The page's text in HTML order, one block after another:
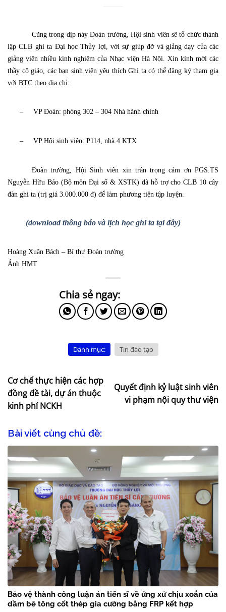
Cũng trong dịp này Đoàn trường, Hội sinh viên sẽ tổ chức thành
lập CLB ghi ta Đại học Thủy lợi, với sự giúp đỡ và giảng dạy của các
giảng viên nhiều kinh nghiệm của Nhạc viện Hà Nội. Xin kính mời các
thầy cô giáo, các bạn sinh viên yêu thích Ghi ta có thể đăng ký tham gia
với BTC theo địa chỉ:
– VP Đoàn: phòng 302 – 304 Nhà hành chính
– VP Hội sinh viên: P114, nhà 4 KTX
Đoàn trường, Hội Sinh viên xin trân trọng cảm ơn PGS.TS
Nguyễn Hữu Bảo (Bộ môn Đại số & XSTK) đã hỗ trợ cho CLB 10 cây
đàn ghi ta (trị giá 3.000.000 đ) để làm phương tiện tập luyện.
(download thông báo và lịch học ghi ta tại đây)
Hoàng Xuân Bách – Bí thư Đoàn trường
Ảnh HMT
Danh mục: Tin đào tạo
Cơ chế thực hiện các hợp
đồng đề tài, dự án thuộc
kinh phí NCKH
Quyết định kỷ luật sinh viên
vi phạm nội quy thư viện
Bài viết cùng chủ đề:
Bảo vệ thành công luận án tiến sĩ về ứng xử chịu xoắn của
dầm bê tông cốt thép gia cường bằng FRP kết hợp